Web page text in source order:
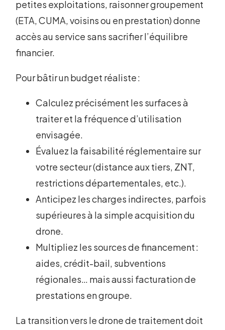
petites exploitations, raisonner groupement
(ETA, CUMA, voisins ou en prestation) donne
accès au service sans sacrifier l’équilibre
financier.
Pour bâtir un budget réaliste :
Calculez précisément les surfaces à
traiter et la fréquence d’utilisation
envisagée.
Évaluez la faisabilité réglementaire sur
votre secteur (distance aux tiers, ZNT,
restrictions départementales, etc.).
Anticipez les charges indirectes, parfois
supérieures à la simple acquisition du
drone.
Multipliez les sources de financement :
aides, crédit-bail, subventions
régionales… mais aussi facturation de
prestations en groupe.
La transition vers le drone de traitement doit